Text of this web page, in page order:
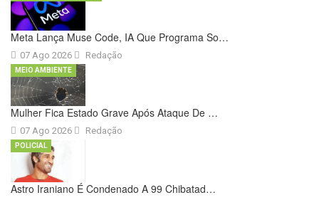
Meta Lança Muse Code, IA Que Programa So…
07 Ago 2026 Redação
Mulher Fica Estado Grave Após Ataque De …
07 Ago 2026
MEIO AMBIENTE
Redação
Astro Iraniano É Condenado A 99 Chibatad…
POLICIAL